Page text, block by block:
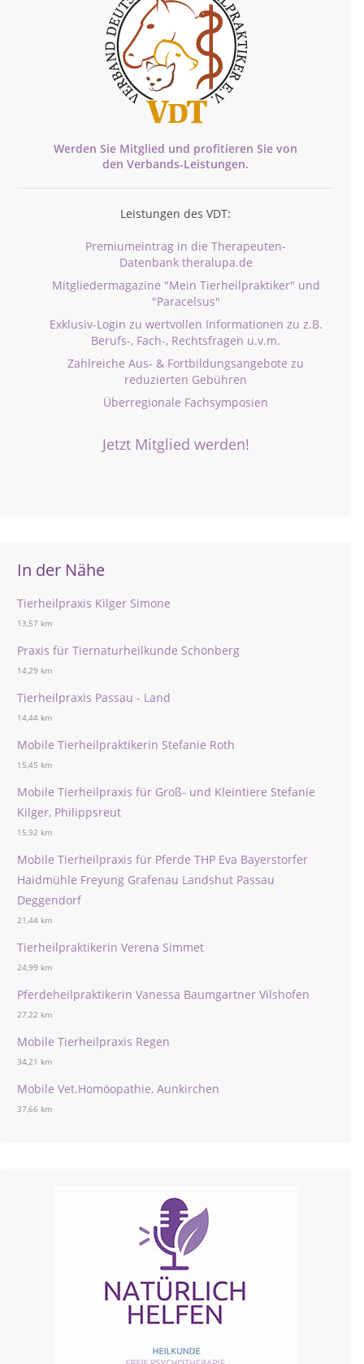
Werden Sie Mitglied und profitieren Sie von
den Verbands-Leistungen.
Leistungen des VDT:
Premiumeintrag in die Therapeuten-
Datenbank theralupa.de
Mitgliedermagazine "Mein Tierheilpraktiker" und
"Paracelsus"
Exklusiv-Login zu wertvollen Informationen zu z.B.
Berufs-, Fach-, Rechtsfragen u.v.m.
Zahlreiche Aus- & Fortbildungsangebote zu
reduzierten Gebühren
Überregionale Fachsymposien
Jetzt Mitglied werden!
In der Nähe
Tierheilpraxis Kilger Simone
13,57 km
Praxis für Tiernaturheilkunde Schönberg
14,29 km
Tierheilpraxis Passau - Land
14,44 km
Mobile Tierheilpraktikerin Stefanie Roth
15,45 km
Mobile Tierheilpraxis für Groß- und Kleintiere Stefanie
Kilger, Philippsreut
15,92 km
Mobile Tierheilpraxis für Pferde THP Eva Bayerstorfer
Haidmühle Freyung Grafenau Landshut Passau
Deggendorf
21,44 km
Tierheilpraktikerin Verena Simmet
24,99 km
Pferdeheilpraktikerin Vanessa Baumgartner Vilshofen
27,22 km
Mobile Tierheilpraxis Regen
34,21 km
Mobile Vet.Homöopathie, Aunkirchen
37,66 km